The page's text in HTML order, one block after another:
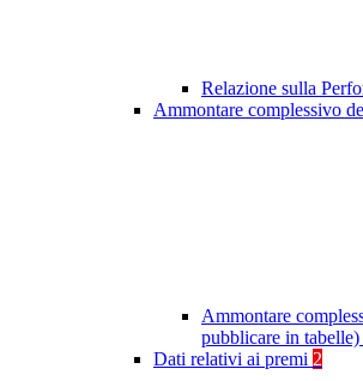
Relazione sulla
Ammontare complessivo
Ammontare
pubblicare in tabelle)
Dati relativi ai premi 2